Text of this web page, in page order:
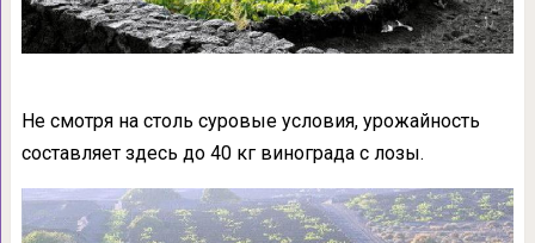
Не смотря на столь суровые условия, урожайность
составляет здесь до 40 кг винограда с лозы.